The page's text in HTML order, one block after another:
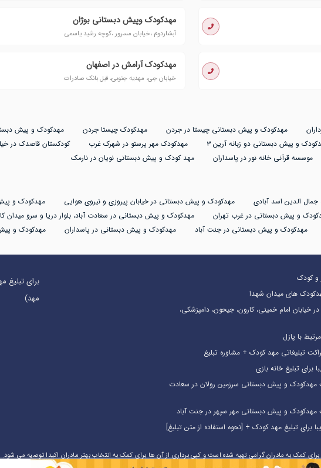
مهدکودک وپیش دبستانی بوژان
آبشاردوم ،خیابان مسرور ،کوچه رشید یاسمی
مهدکودک آرامش در اصفهان
خیابان جی، مهدیه جنوبی، قبل بانک صادرات
مهدکودک و پیش دبستانی چیستا در جردن مهدکودک چیستا جردن
مهدکودک و پیش
و پیش دبستانی دو زبانه آرین ۳ مهدکودک مهر پرستو در شهرک غرب
کودکستان قاصدک در
موسسه قرآنی خانه نور در پاسداران
مهد کودک و پیش دبستانی نویان در نارمک
الدین اسد آبادی مهدکودک و پیش دبستانی در خیابان پیروزی و نیروی هوایی
مهدکودک و
و پیش دبستانی در غرب تهران
مهدکودک و پیش دبستانی در سعادت آباد، بلوار دریا و سرو
مهدکودک و پیش دبستانی در جنت آباد مهدکودک و پیش دبستانی در پاسداران مهدکودک و
و کودک
های میدان شهدا
خیابان امام خمینی، کارون، جیحون، دامپزشکی،
با پازل
و پیش دبستانی سرزمین رولان در سعادت
و پیش دبستانی مهر سپهر در جنت آباد
برای تبلیغ
مهد)
کمک به مادران گرامی تهیه شده است و کپی برداری از آن ها برای کمک به انتخاب بهتر مادران اکیدا توصیه می شود.